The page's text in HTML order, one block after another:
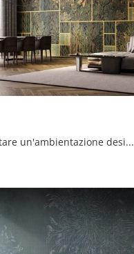
Vuoi completare un'ambientazione design? Scopri la Carta da parati vinilica di Instabilelab: il modello Larisa ti attende!